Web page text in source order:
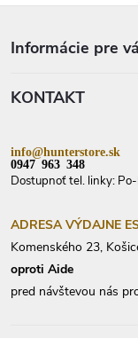
Informácie pre
KONTAKT
info@hunterstore.sk
0947 963 348
Dostupnoť tel. linky:
ADRESA VÝDAJNE
Komenského 23,
oproti Aide
pred návštevou nás